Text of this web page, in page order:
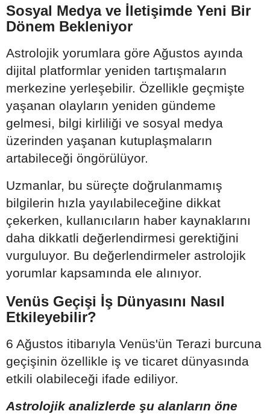
Sosyal Medya ve İletişimde Yeni Bir
Dönem Bekleniyor
Astrolojik yorumlara göre Ağustos ayında
dijital platformlar yeniden tartışmaların
merkezine yerleşebilir. Özellikle geçmişte
yaşanan olayların yeniden gündeme
gelmesi, bilgi kirliliği ve sosyal medya
üzerinden yaşanan kutuplaşmaların
artabileceği öngörülüyor.
Uzmanlar, bu süreçte doğrulanmamış
bilgilerin hızla yayılabileceğine dikkat
çekerken, kullanıcıların haber kaynaklarını
daha dikkatli değerlendirmesi gerektiğini
vurguluyor. Bu değerlendirmeler astrolojik
yorumlar kapsamında ele alınıyor.
Venüs Geçişi İş Dünyasını Nasıl
Etkileyebilir?
6 Ağustos itibarıyla Venüs'ün Terazi burcuna
geçişinin özellikle iş ve ticaret dünyasında
etkili olabileceği ifade ediliyor.
Astrolojik analizlerde şu alanların öne